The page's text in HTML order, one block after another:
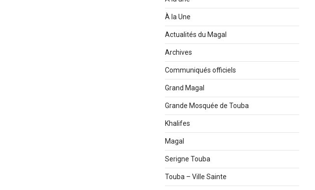
À la Une
Actualités du Magal
Archives
Communiqués officiels
Grand Magal
Grande Mosquée de Touba
Khalifes
Magal
Serigne Touba
Touba – Ville Sainte